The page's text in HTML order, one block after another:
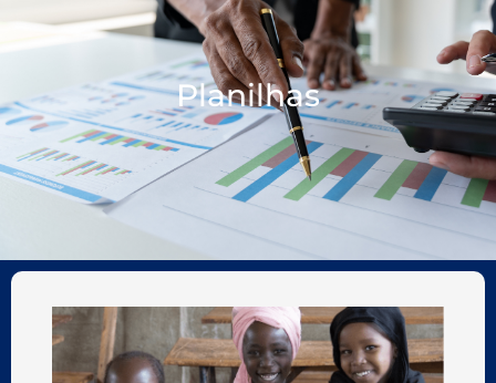
Planilhas